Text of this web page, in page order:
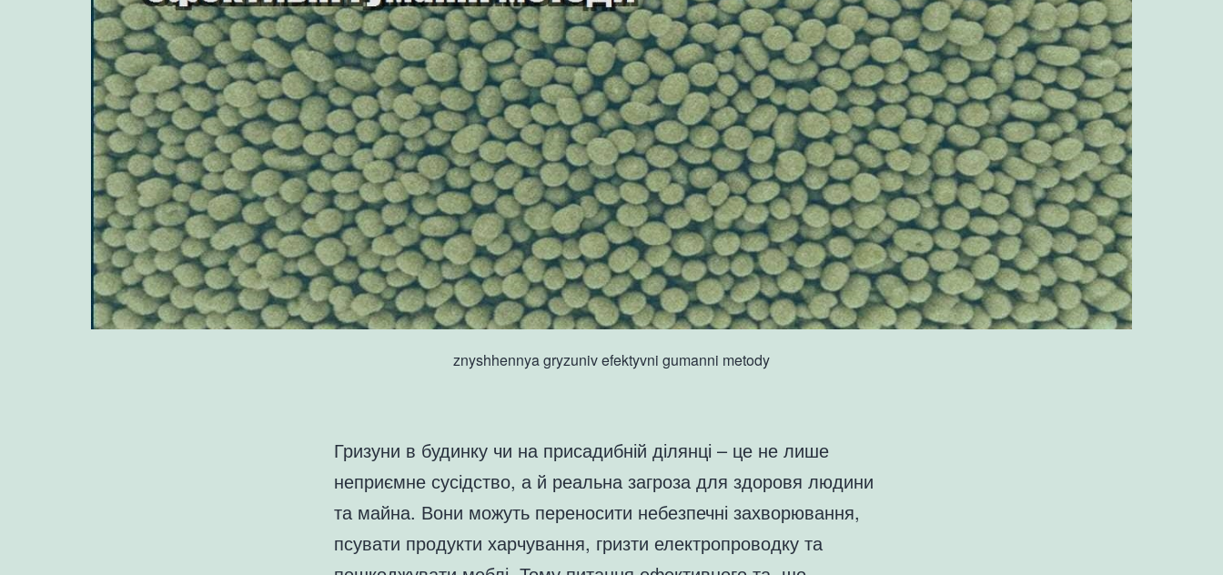
znyshhennya gryzuniv efektyvni gumanni metody
Гризуни в будинку чи на присадибній ділянці – це не лише
неприємне сусідство, а й реальна загроза для здоровя людини
та майна. Вони можуть переносити небезпечні захворювання,
псувати продукти харчування, гризти електропроводку та